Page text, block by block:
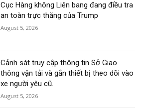
Cục Hàng không Liên bang đang điều tra
an toàn trực thăng của Trump
August 5, 2026
Cảnh sát truy cập thông tin Sở Giao
thông vận tải và gắn thiết bị theo dõi vào
xe người yêu cũ.
August 5, 2026